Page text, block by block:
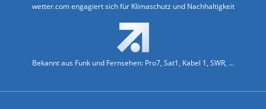
wetter.com engagiert sich für Klimaschutz und Nachhaltigkeit
Bekannt aus Funk und Fernsehen: Pro7, Sat1, Kabel 1, SWR, ...